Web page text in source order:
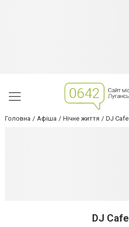
Головна Афіша Нічне життя DJ Cafe
DJ Cafe